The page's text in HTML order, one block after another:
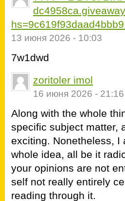
13 июня 2026 - 10:03
7w1dwd
zoritoler imol
16 июня 2026 - 21:16
Along with the whole
specific subject matter,
exciting. Nonetheless, I
whole idea, all be it
your opinions are not
self not really entirely
reading through it.